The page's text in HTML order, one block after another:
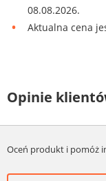
08.08.2026.
Aktualna cena
Opinie
Oceń produkt i pomóż